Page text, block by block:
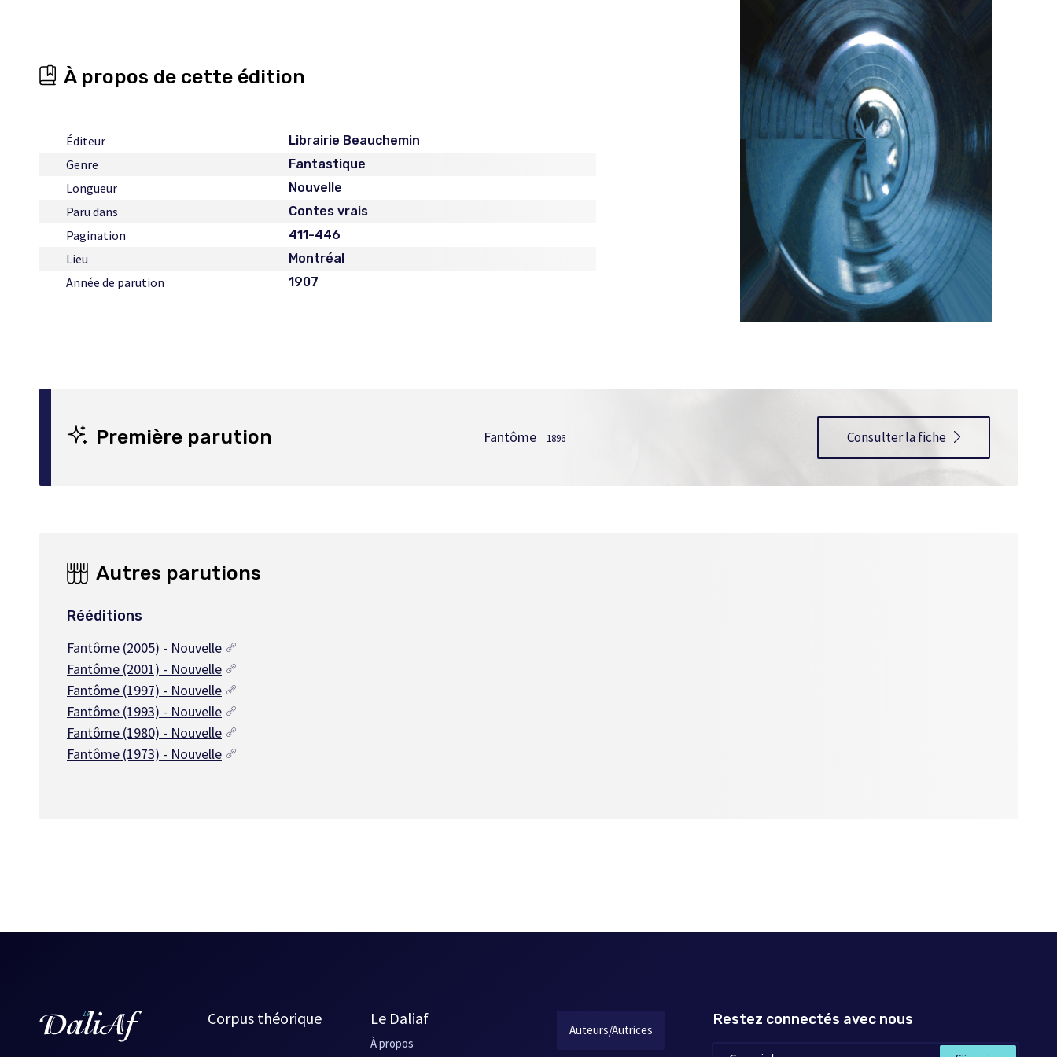
À propos de cette édition
Éditeur Librairie Beauchemin
Genre Fantastique
Longueur Nouvelle
Paru dans Contes vrais
Pagination 411-446
Lieu Montréal
Année de parution 1907
Première parution Fantôme 1896 Consulter la fiche
Autres parutions
Rééditions
Fantôme (2005) - Nouvelle
Fantôme (2001) - Nouvelle
Fantôme (1997) - Nouvelle
Fantôme (1993) - Nouvelle
Fantôme (1980) - Nouvelle
Fantôme (1973) - Nouvelle
Corpus théorique Le Daliaf
À propos
Auteurs/Autrices
Restez connectés avec nous